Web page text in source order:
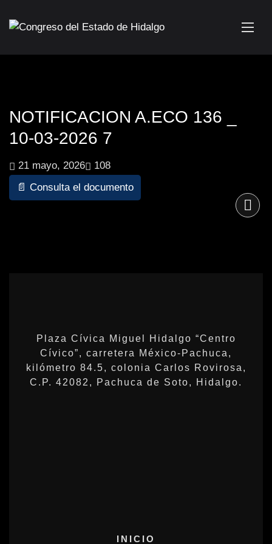
NOTIFICACION A.ECO 136 _
10-03-2026 7
21 mayo, 2026
108
📄 Consulta el documento
Plaza Cívica Miguel Hidalgo “Centro
Cívico”, carretera México-Pachuca,
kilómetro 84.5, colonia Carlos Rovirosa,
C.P. 42082, Pachuca de Soto, Hidalgo.
INICIO